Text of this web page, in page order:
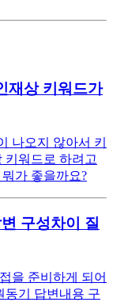
재상 키워드가
나오지 않아서 키
키워드로 하려고
가 좋을까요?
구성차이 질
을 준비하게 되어
동기 답변내용 구